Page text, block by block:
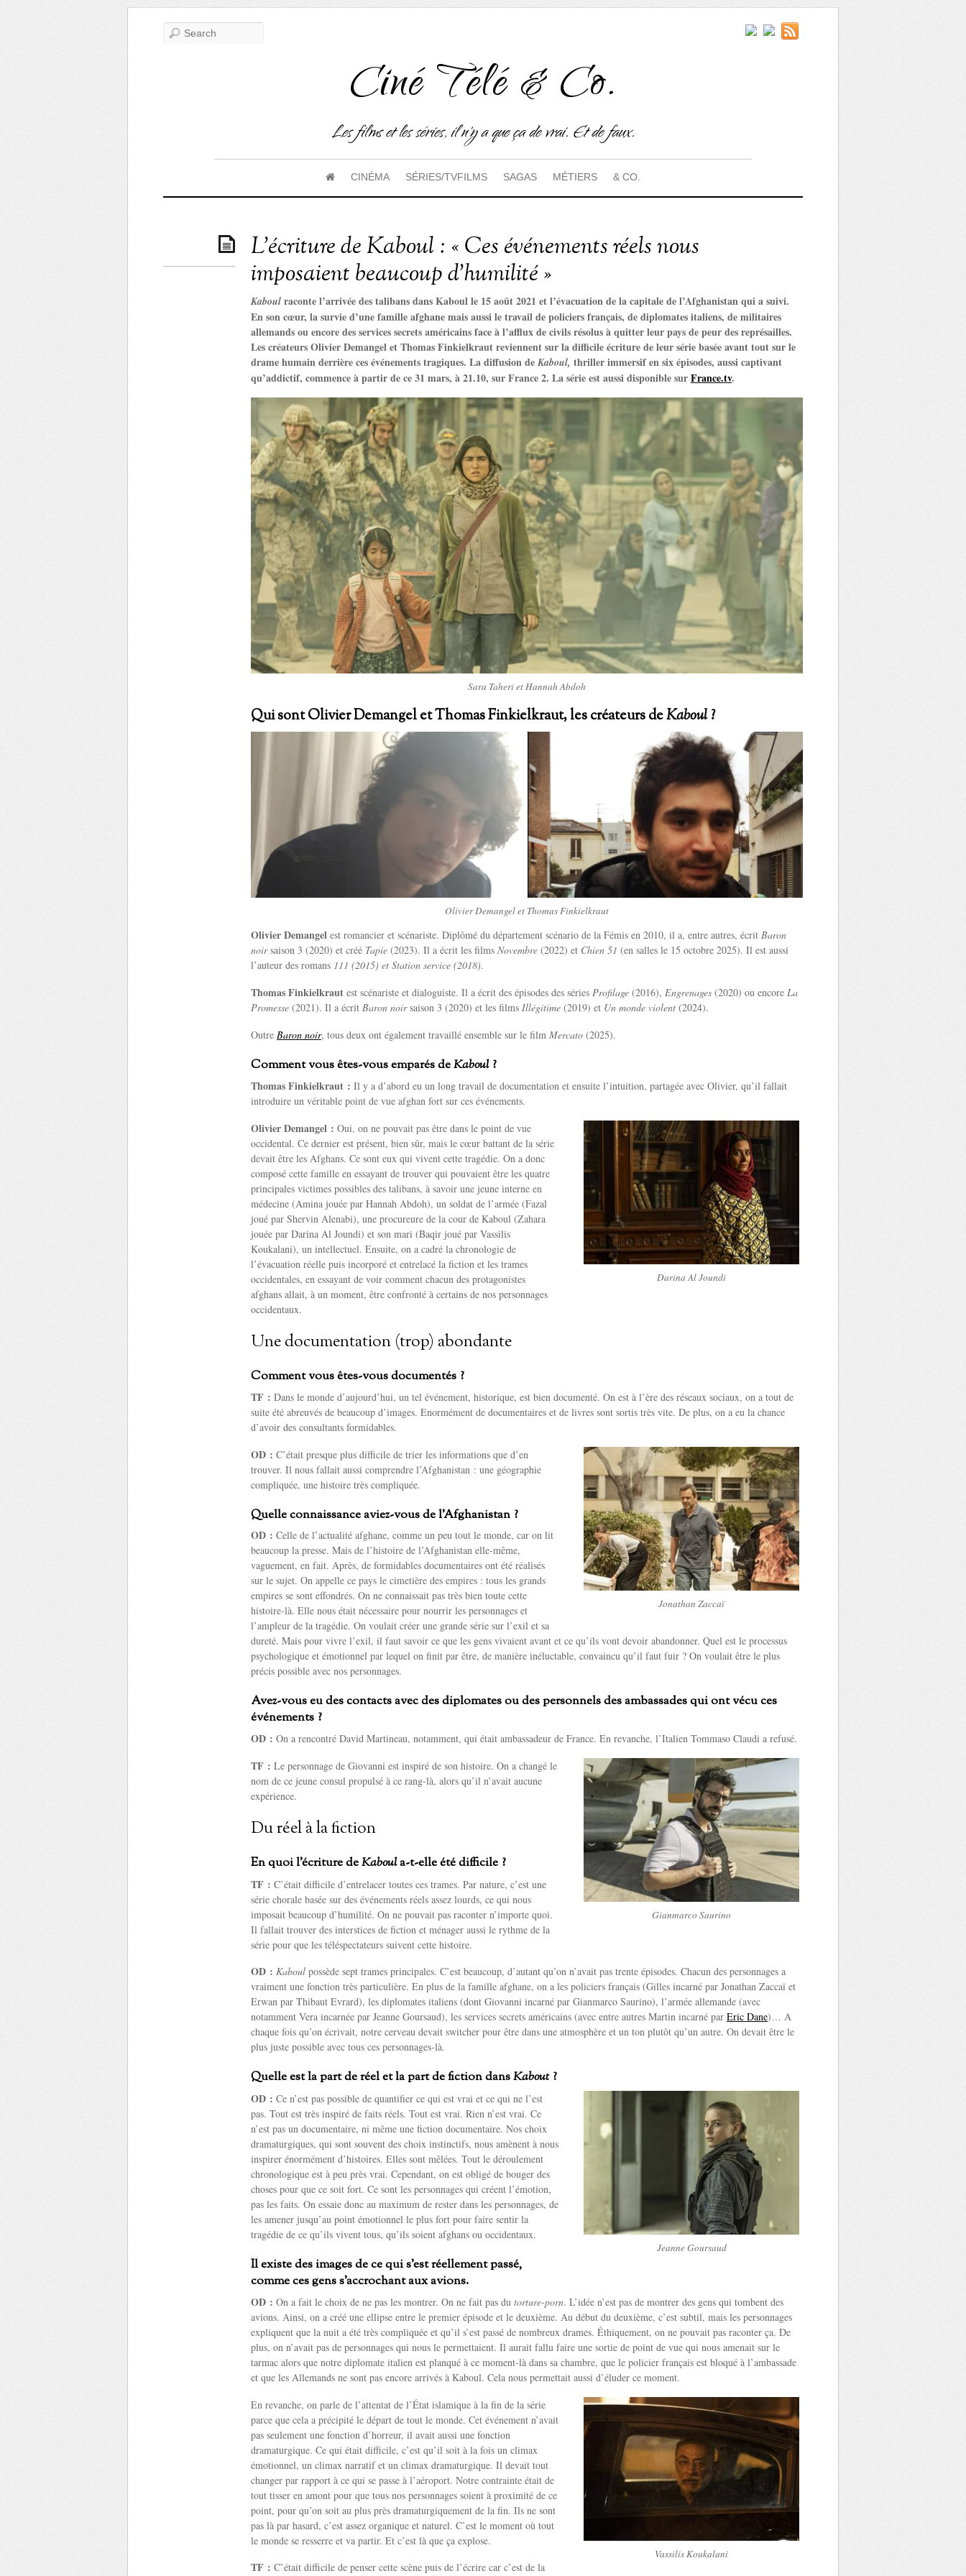
Ciné Télé & Co.
Les films et les séries, il n'y a que ça de vrai. Et de faux.
CINÉMA SÉRIES/TVFILMS SAGAS MÉTIERS & CO.
L’écriture de Kaboul : « Ces événements réels nous
imposaient beaucoup d’humilité »
Kaboul raconte l’arrivée des talibans dans Kaboul le 15 août 2021 et l’évacuation de la capitale de l’Afghanistan qui a suivi.
En son cœur, la survie d’une famille afghane mais aussi le travail de policiers français, de diplomates italiens, de militaires
allemands ou encore des services secrets américains face à l’afflux de civils résolus à quitter leur pays de peur des représailles.
Les créateurs Olivier Demangel et Thomas Finkielkraut reviennent sur la difficile écriture de leur série basée avant tout sur le
drame humain derrière ces événements tragiques. La diffusion de Kaboul, thriller immersif en six épisodes, aussi captivant
qu’addictif, commence à partir de ce 31 mars, à 21.10, sur France 2. La série est aussi disponible surFrance.tv.
Sara Taheri et Hannah Abdoh
Qui sont Olivier Demangel et Thomas Finkielkraut, les créateurs deKaboul?
Olivier Demangel et Thomas Finkielkraut
Olivier Demangel est romancier et scénariste. Diplômé du département scénario de la Fémis en 2010, il a, entre autres, écrit Baron
noirsaison 3 (2020) et créé Tapie (2023). Il a écrit les films Novembre (2022) et Chien 51 (en salles le 15 octobre 2025). Il est aussi
l’auteur des romans 111 (2015) et Station service (2018).
Thomas Finkielkraut est scénariste et dialoguiste. Il a écrit des épisodes des séries Profilage (2016), Engrenages (2020) ou encore La
Promesse (2021). Il a écrit Baron noirsaison 3 (2020) et les films Illégitime (2019) et Un monde violent (2024).
Outre Baron noir, tous deux ont également travaillé ensemble sur le film Mercato (2025).
Comment vous êtes-vous emparés deKaboul?
Thomas Finkielkraut : Il y a d’abord eu un long travail de documentation et ensuite l’intuition, partagée avec Olivier, qu’il fallait
introduire un véritable point de vue afghan fort sur ces événements.
Darina Al Joundi
Olivier Demangel : Oui, on ne pouvait pas être dans le point de vue
occidental. Ce dernier est présent, bien sûr, mais le cœur battant de la série
devait être les Afghans. Ce sont eux qui vivent cette tragédie. On a donc
composé cette famille en essayant de trouver qui pouvaient être les quatre
principales victimes possibles des talibans, à savoir une jeune interne en
médecine (Amina jouée par Hannah Abdoh), un soldat de l’armée (Fazal
joué par Shervin Alenabi), une procureure de la cour de Kaboul (Zahara
jouée par Darina Al Joundi) et son mari (Baqir joué par Vassilis
Koukalani), un intellectuel. Ensuite, on a cadré la chronologie de
l’évacuation réelle puis incorporé et entrelacé la fiction et les trames
occidentales, en essayant de voir comment chacun des protagonistes
afghans allait, à un moment, être confronté à certains de nos personnages
occidentaux.
Une documentation (trop) abondante
Comment vous êtes-vous documentés ?
TF : Dans le monde d’aujourd’hui, un tel événement, historique, est bien documenté. On est à l’ère des réseaux sociaux, on a tout de
suite été abreuvés de beaucoup d’images. Enormément de documentaires et de livres sont sortis très vite. De plus, on a eu la chance
d’avoir des consultants formidables.
Jonathan Zaccaï
OD : C’était presque plus difficile de trier les informations que d’en
trouver. Il nous fallait aussi comprendre l’Afghanistan : une géographie
compliquée, une histoire très compliquée.
Quelle connaissance aviez-vous de l’Afghanistan ?
OD : Celle de l’actualité afghane, comme un peu tout le monde, car on lit
beaucoup la presse. Mais de l’histoire de l’Afghanistan elle-même,
vaguement, en fait. Après, de formidables documentaires ont été réalisés
sur le sujet. On appelle ce pays le cimetière des empires : tous les grands
empires se sont effondrés. On ne connaissait pas très bien toute cette
histoire-là. Elle nous était nécessaire pour nourrir les personnages et
l’ampleur de la tragédie. On voulait créer une grande série sur l’exil et sa
dureté. Mais pour vivre l’exil, il faut savoir ce que les gens vivaient avant et ce qu’ils vont devoir abandonner. Quel est le processus
psychologique et émotionnel par lequel on finit par être, de manière inéluctable, convaincu qu’il faut fuir ? On voulait être le plus
précis possible avec nos personnages.
Avez-vous eu des contacts avec des diplomates ou des personnels des ambassades qui ont vécu ces
événements ?
OD : On a rencontré David Martineau, notamment, qui était ambassadeur de France. En revanche, l’Italien Tommaso Claudi a refusé.
Gianmarco Saurino
TF : Le personnage de Giovanni est inspiré de son histoire. On a changé le
nom de ce jeune consul propulsé à ce rang-là, alors qu’il n’avait aucune
expérience.
Du réel à la fiction
En quoi l’écriture deKaboula-t-elle été difficile ?
TF : C’était difficile d’entrelacer toutes ces trames. Par nature, c’est une
série chorale basée sur des événements réels assez lourds, ce qui nous
imposait beaucoup d’humilité. On ne pouvait pas raconter n’importe quoi.
Il fallait trouver des interstices de fiction et ménager aussi le rythme de la
série pour que les téléspectateurs suivent cette histoire.
OD : Kaboul possède sept trames principales. C’est beaucoup, d’autant qu’on n’avait pas trente épisodes. Chacun des personnages a
vraiment une fonction très particulière. En plus de la famille afghane, on a les policiers français (Gilles incarné par Jonathan Zaccaï et
Erwan par Thibaut Evrard), les diplomates italiens (dont Giovanni incarné par Gianmarco Saurino), l’armée allemande (avec
notamment Vera incarnée par Jeanne Goursaud), les services secrets américains (avec entre autres Martin incarné par Eric Dane)… A
chaque fois qu’on écrivait, notre cerveau devait switcher pour être dans une atmosphère et un ton plutôt qu’un autre. On devait être le
plus juste possible avec tous ces personnages-là.
Quelle est la part de réel et la part de fiction dansKabout?
Jeanne Goursaud
OD : Ce n’est pas possible de quantifier ce qui est vrai et ce qui ne l’est
pas. Tout est très inspiré de faits réels. Tout est vrai. Rien n’est vrai. Ce
n’est pas un documentaire, ni même une fiction documentaire. Nos choix
dramaturgiques, qui sont souvent des choix instinctifs, nous amènent à nous
inspirer énormément d’histoires. Elles sont mêlées. Tout le déroulement
chronologique est à peu près vrai. Cependant, on est obligé de bouger des
choses pour que ce soit fort. Ce sont les personnages qui créent l’émotion,
pas les faits. On essaie donc au maximum de rester dans les personnages, de
les amener jusqu’au point émotionnel le plus fort pour faire sentir la
tragédie de ce qu’ils vivent tous, qu’ils soient afghans ou occidentaux.
Il existe des images de ce qui s’est réellement passé,
comme ces gens s’accrochant aux avions.
OD : On a fait le choix de ne pas les montrer. On ne fait pas du torture-porn. L’idée n’est pas de montrer des gens qui tombent des
avions. Ainsi, on a créé une ellipse entre le premier épisode et le deuxième. Au début du deuxième, c’est subtil, mais les personnages
expliquent que la nuit a été très compliquée et qu’il s’est passé de nombreux drames. Éthiquement, on ne pouvait pas raconter ça. De
plus, on n’avait pas de personnages qui nous le permettaient. Il aurait fallu faire une sortie de point de vue qui nous amenait sur le
tarmac alors que notre diplomate italien est planqué à ce moment-là dans sa chambre, que le policier français est bloqué à l’ambassade
et que les Allemands ne sont pas encore arrivés à Kaboul. Cela nous permettait aussi d’éluder ce moment.
Vassilis Koukalani
En revanche, on parle de l’attentat de l’État islamique à la fin de la série
parce que cela a précipité le départ de tout le monde. Cet événement n’avait
pas seulement une fonction d’horreur, il avait aussi une fonction
dramaturgique. Ce qui était difficile, c’est qu’il soit à la fois un climax
émotionnel, un climax narratif et un climax dramaturgique. Il devait tout
changer par rapport à ce qui se passe à l’aéroport. Notre contrainte était de
tout tisser en amont pour que tous nos personnages soient à proximité de ce
point, pour qu’on soit au plus près dramaturgiquement de la fin. Ils ne sont
pas là par hasard, c’est assez organique et naturel. C’est le moment où tout
le monde se resserre et va partir. Et c’est là que ça explose.
TF : C’était difficile de penser cette scène puis de l’écrire car c’est de la